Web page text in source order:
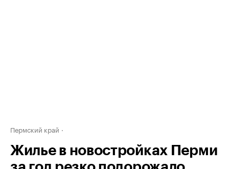
Пермский край
Жилье в новостройках Перми